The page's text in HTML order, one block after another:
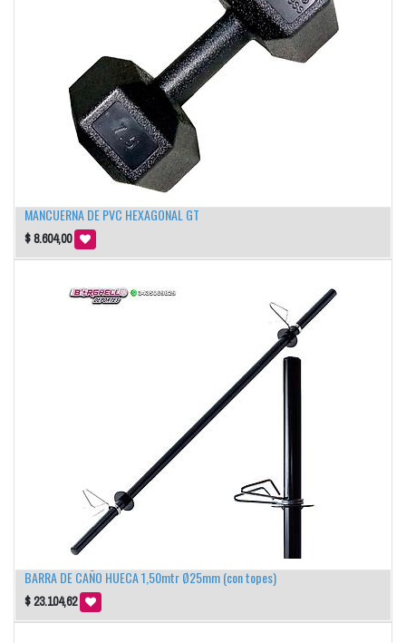
MANCUERNA DE PVC HEXAGONAL GT
$8.604,00
BARRA DE CAÑO HUECA 1,50mtr Ø25mm (con topes)
$23.104,62